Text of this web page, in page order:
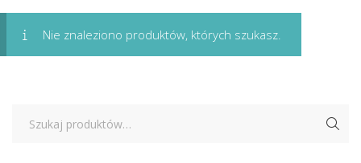
Nie znaleziono produktów, których szukasz.